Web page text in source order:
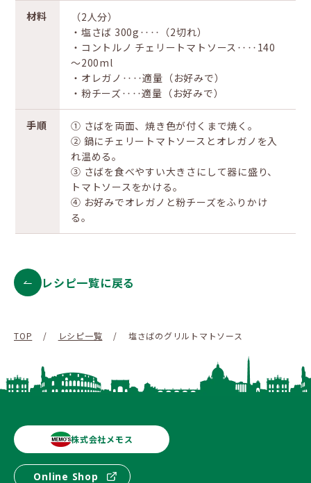
材料
（2人分）
・塩さば 300g‥‥（2切れ）
・コントルノ チェリートマトソース‥‥140
～200ml
・オレガノ‥‥適量（お好みで）
・粉チーズ‥‥適量（お好みで）
手順
① さばを両面、焼き色が付くまで焼く。
② 鍋にチェリートマトソースとオレガノを入
れ温める。
③ さばを食べやすい大きさにして器に盛り、
トマトソースをかける。
④ お好みでオレガノと粉チーズをふりかけ
る。
レシピ一覧に戻る
TOP / レシピ一覧 / 塩さばのグリルトマトソース
株式会社メモス
Online Shop